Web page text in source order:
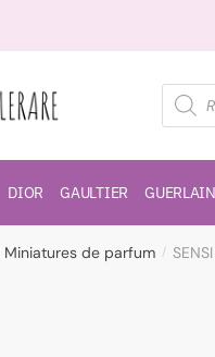
DIOR GAULTIER GUERLAIN
Miniatures de parfum /